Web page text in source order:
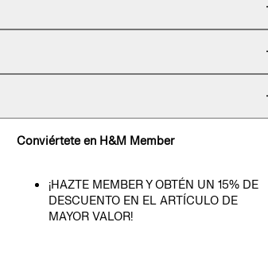
Conviértete en H&M Member
¡HAZTE MEMBER Y OBTÉN UN 15% DE
DESCUENTO EN EL ARTÍCULO DE
MAYOR VALOR!